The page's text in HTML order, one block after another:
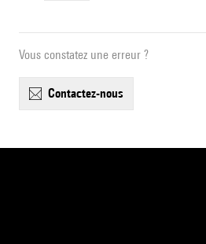
Vous constatez une erreur ?
contactez-nous